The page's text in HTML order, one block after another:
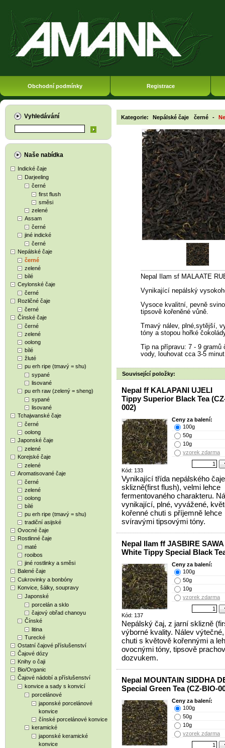
Obchodní podmínky Registrace
Vyhledávání
Naše nabídka
Indické čaje
Darjeeling
černé
first flush
směsi
zelené
Assam
černé
jiné indické
černé
Nepálské čaje
černé
zelené
bílé
Ceylonské čaje
černé
Rozličné čaje
černé
Čínské čaje
černé
zelené
oolong
bílé
žluté
pu erh ripe (tmavý = shu)
sypané
lisované
pu erh raw (zelený = sheng)
sypané
lisované
Tchajwanské čaje
černé
oolong
Japonské čaje
zelené
Korejské čaje
zelené
Aromatisované čaje
černé
zelené
oolong
bílé
pu erh ripe (tmavý = shu)
tradiční asijské
Ovocné čaje
Rostlinné čaje
maté
rooibos
jiné rostlinky a směsi
Balené čaje
Cukrovinky a bonbóny
Konvice, šálky, soupravy
Japonské
porcelán a sklo
čajový obřad chanoyu
Čínské
litina
Turecké
Ostatní čajové příslušenství
Čajové dózy
Knihy o čaji
Bio/Organic
Čajové nádobí a příslušenství
konvice a sady s konvicí
porcelánové
japonské porcelánové
konvice
čínské porcelánové konvice
keramické
japonské keramické
konvice
Kategorie: Nepálské čaje černé -
Nepal Ilam sf MALAATE
Vynikající nepálský
Vysoce kvalitní, pevně
tipsově kořeněné vůně.
Tmavý nálev, plné,sytější,
tóny a stopou hořké
Tip na přípravu: 7 - 9
vody, louhovat cca 3-5
Související položky:
Nepal ff KALAPANI UJELI
Tippy Superior Black Tea
002)
Kód: 133
Ceny za balení:
100g
50g
10g
vzorek zdarma
Vynikající třída nepálského
sklizně(first flush), velmi lehce
fermentovaného charakteru.
vynikající, plné, vyvážené,
kořenné chuti s příjemně lehce
svíravými tipsovými tóny.
Nepal Ilam ff JASBIRE SAWA
White Tippy Special Black
Kód: 137
Ceny za balení:
100g
50g
10g
vzorek zdarma
Nepálský čaj, z jarní sklizně
výborné kvality. Nálev
chuti s květově kořennými a
ovocnými tóny, tipsově
dozvukem.
Nepal MOUNTAIN SIDDHA
Special Green Tea (CZ-BIO-
Ceny za balení:
100g
50g
10g
vzorek zdarma